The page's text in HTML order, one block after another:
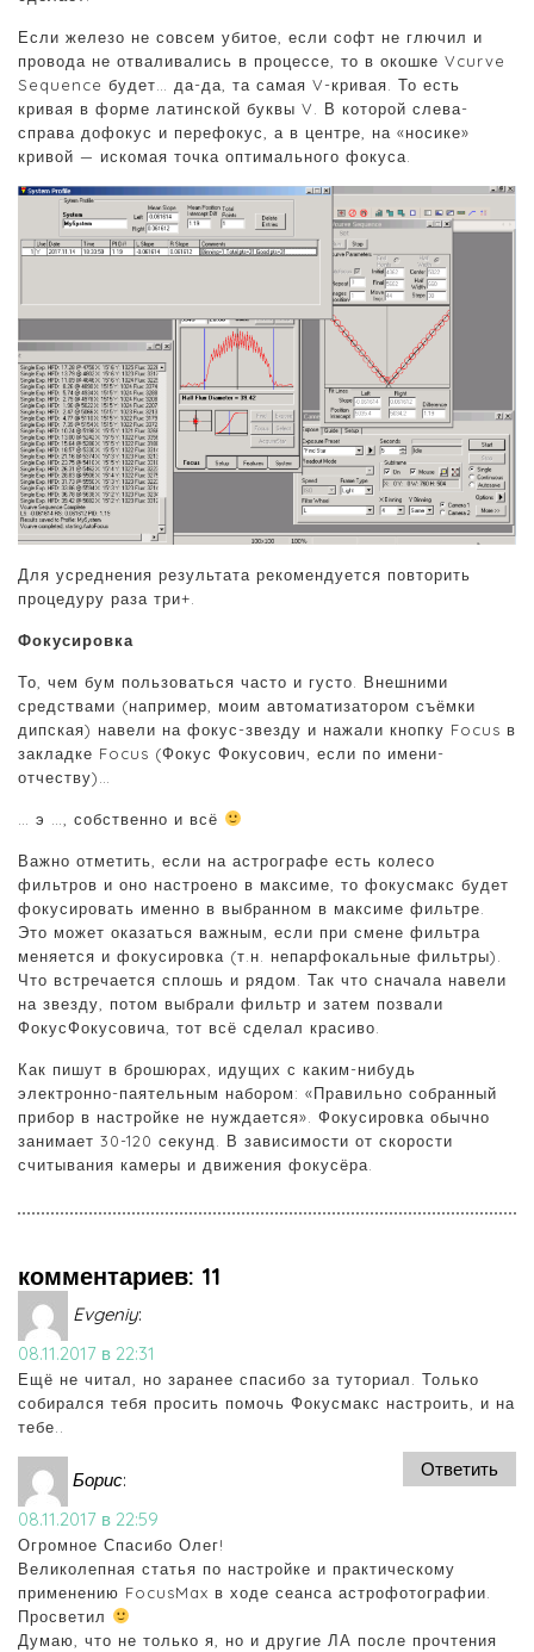
Если железо не совсем убитое, если софт не глючил и
провода не отваливались в процессе, то в окошке Vcurve
Sequence будет… да-да, та самая V-кривая. То есть
кривая в форме латинской буквы V. В которой слева-
справа дофокус и перефокус, а в центре, на «носике»
кривой — искомая точка оптимального фокуса.
Для усреднения результата рекомендуется повторить
процедуру раза три+.
Фокусировка
То, чем бум пользоваться часто и густо. Внешними
средствами (например, моим автоматизатором съёмки
дипская) навели на фокус-звезду и нажали кнопку Focus в
закладке Focus (Фокус Фокусович, если по имени-
отчеству)…
… э …, собственно и всё
Важно отметить, если на астрографе есть колесо
фильтров и оно настроено в максиме, то фокусмакс будет
фокусировать именно в выбранном в максиме фильтре.
Это может оказаться важным, если при смене фильтра
меняется и фокусировка (т.н. непарфокальные фильтры).
Что встречается сплошь и рядом. Так что сначала навели
на звезду, потом выбрали фильтр и затем позвали
ФокусФокусовича, тот всё сделал красиво.
Как пишут в брошюрах, идущих с каким-нибудь
электронно-паятельным набором: «Правильно собранный
прибор в настройке не нуждается». Фокусировка обычно
занимает 30-120 секунд. В зависимости от скорости
считывания камеры и движения фокусёра.
комментариев: 11
Evgeniy:
08.11.2017 в 22:31
Ещё не читал, но заранее спасибо за туториал. Только
собирался тебя просить помочь Фокусмакс настроить, и на
тебе..
Ответить
Борис:
08.11.2017 в 22:59
Огромное Спасибо Олег!
Великолепная статья по настройке и практическому
применению FocusMax в ходе сеанса астрофотографии.
Просветил
Думаю, что не только я, но и другие ЛА после прочтения